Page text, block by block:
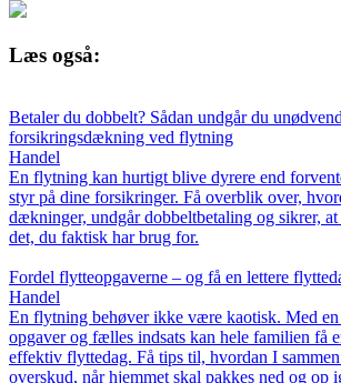
Læs også:
Betaler du dobbelt? Sådan undgår du
forsikringsdækning ved flytning
Handel
En flytning kan hurtigt blive dyrere end
styr på dine forsikringer. Få overblik over,
dækninger, undgår dobbeltbetaling og sikrer,
det, du faktisk har brug for.
Fordel flytteopgaverne – og få en lettere
Handel
En flytning behøver ikke være kaotisk. Med
opgaver og fælles indsats kan hele familien få
effektiv flyttedag. Få tips til, hvordan I
overskud, når hjemmet skal pakkes ned og op